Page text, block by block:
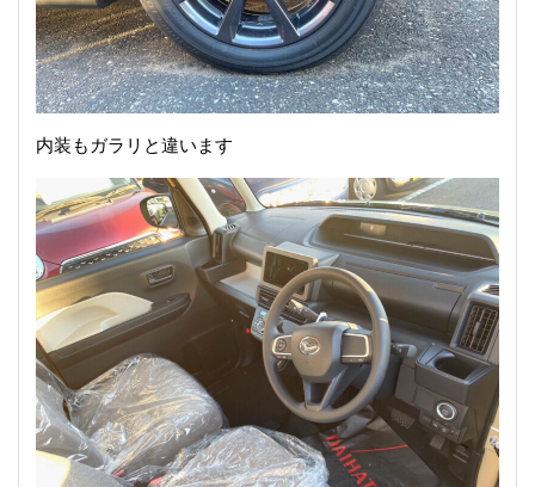
内装もガラリと違います